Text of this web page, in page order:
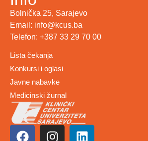
Bolnička 25, Sarajevo
Email: info@kcus.ba
Telefon: +387 33 29 70 00
Lista čekanja
Konkursi i oglasi
Javne nabavke
Medicinski žurnal